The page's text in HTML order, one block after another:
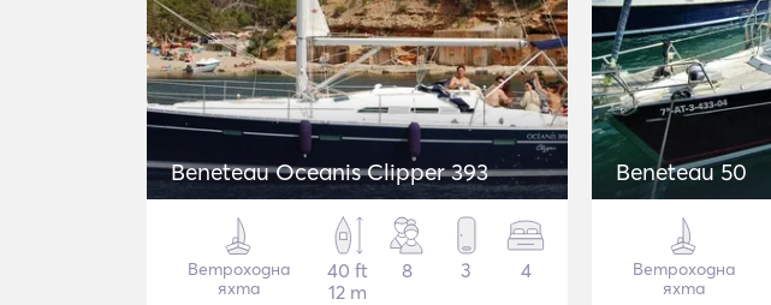
Beneteau Oceanis Clipper 393
Ветроходна
яхта
40 ft
12 m
8 3 4
Beneteau 50
Ветроходна
яхта